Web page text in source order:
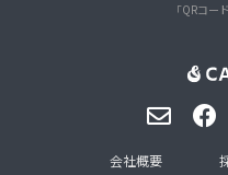
「QRコー
会社概要